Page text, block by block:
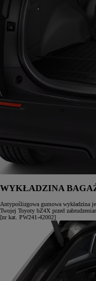
WYKŁADZINA
Antypoślizgowa gumowa wykładzina
Twojej Toyoty bZ4X przed
[nr kat. PW241-42002]